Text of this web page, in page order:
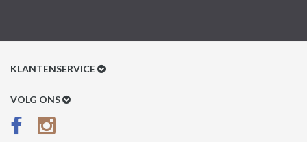
KLANTENSERVICE
Klantenservice
Betaalmethoden
VOLG ONS